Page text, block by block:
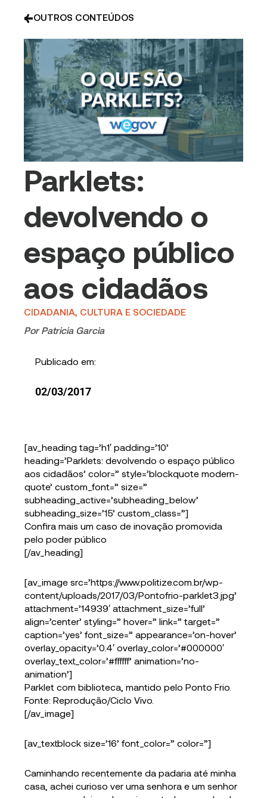
OUTROS CONTEÚDOS
Parklets:
devolvendo o
espaço público
aos cidadãos
CIDADANIA, CULTURA E SOCIEDADE
Por Patricia Garcia
Publicado em:
02/03/2017
[av_heading tag=’h1′ padding=’10’
heading=’Parklets: devolvendo o espaço público
aos cidadãos’ color=” style=’blockquote modern-
quote’ custom_font=” size=”
subheading_active=’subheading_below’
subheading_size=’15’ custom_class=”]
Confira mais um caso de inovação promovida
pelo poder público
[/av_heading]
[av_image src=’https://www.politize.com.br/wp-
content/uploads/2017/03/Pontofrio-parklet3.jpg’
attachment=’14939′ attachment_size=’full’
align=’center’ styling=” hover=” link=” target=”
caption=’yes’ font_size=” appearance=’on-hover’
overlay_opacity=’0.4′ overlay_color=’#000000′
overlay_text_color=’#ffffff’ animation=’no-
animation’]
Parklet com biblioteca, mantido pelo Ponto Frio.
Fonte: Reprodução/Ciclo Vivo.
[/av_image]
[av_textblock size=’16’ font_color=” color=”]
Caminhando recentemente da padaria até minha
casa, achei curioso ver uma senhora e um senhor